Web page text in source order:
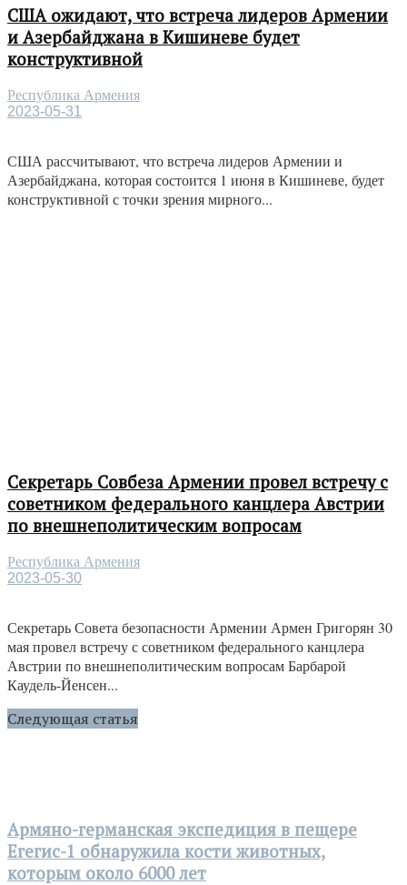
США ожидают, что встреча лидеров Армении
и Азербайджана в Кишиневе будет
конструктивной
Республика Армения
2023-05-31
США рассчитывают, что встреча лидеров Армении и
Азербайджана, которая состоится 1 июня в Кишиневе, будет
конструктивной с точки зрения мирного...
Секретарь Совбеза Армении провел встречу с
советником федерального канцлера Австрии
по внешнеполитическим вопросам
Республика Армения
2023-05-30
Секретарь Совета безопасности Армении Армен Григорян 30
мая провел встречу с советником федерального канцлера
Австрии по внешнеполитическим вопросам Барбарой
Каудель-Йенсен...
Следующая статья
Армяно-германская экспедиция в пещере
Егегис-1 обнаружила кости животных,
которым около 6000 лет